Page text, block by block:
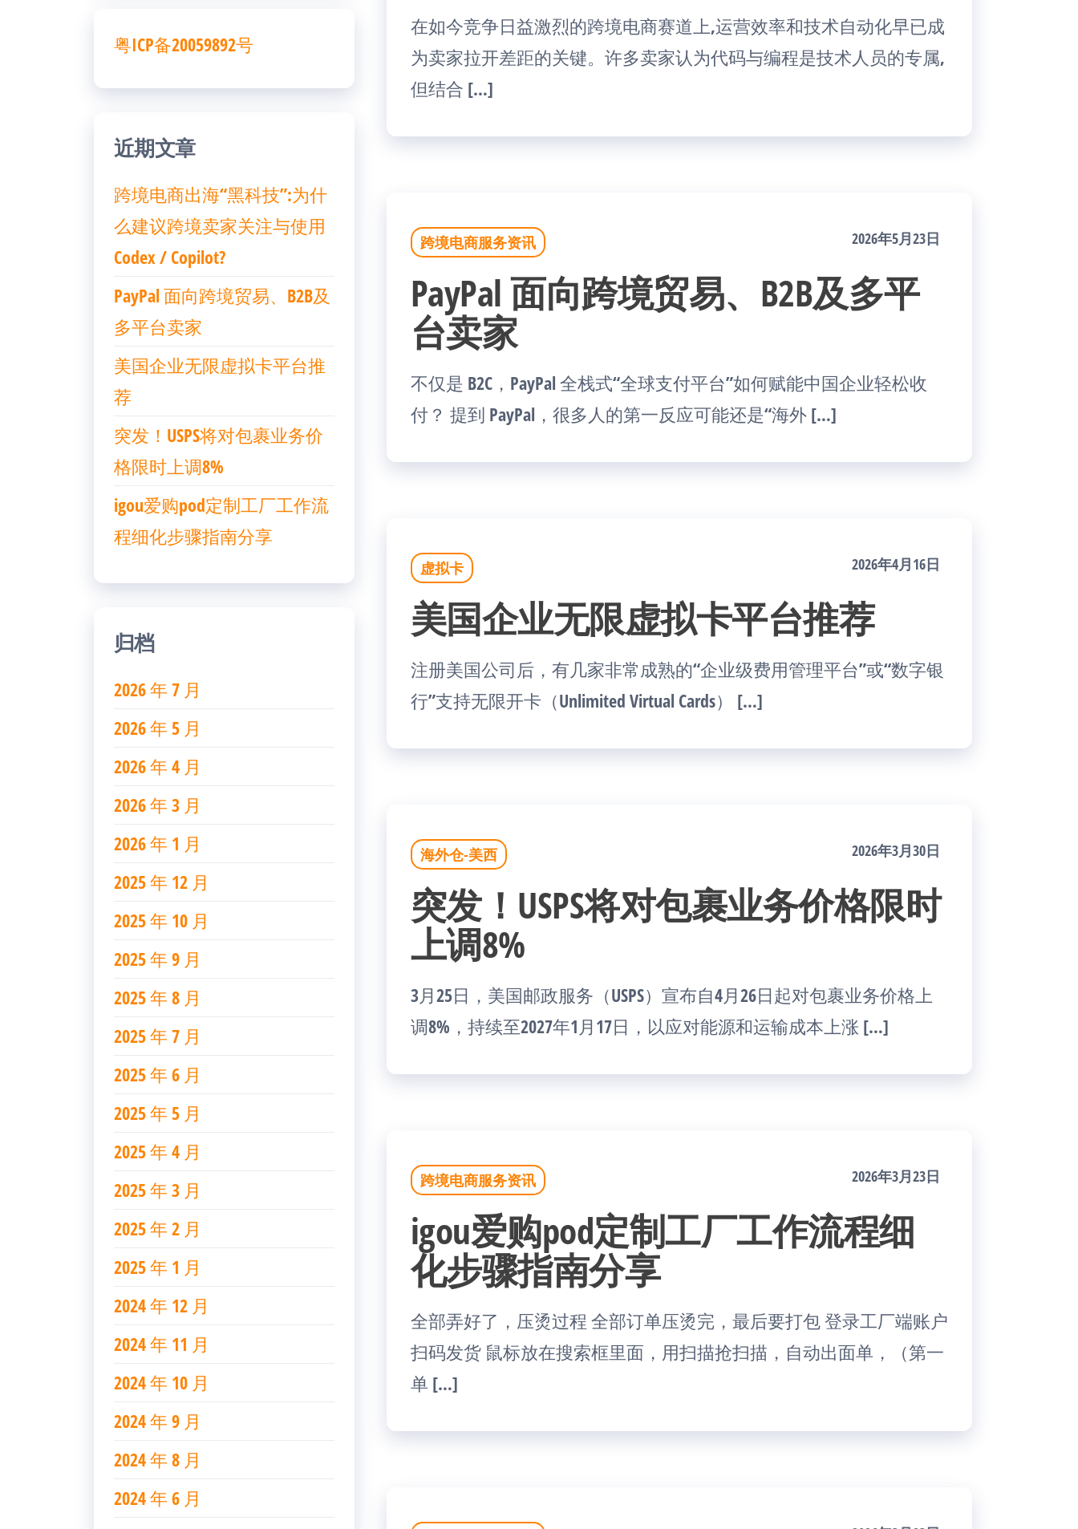
在如今竞争日益激烈的跨境电商赛道上,运营效率和技术自动化早已成
为卖家拉开差距的关键。许多卖家认为代码与编程是技术人员的专属,
但结合 […]
跨境电商服务资讯 2026年5月23日
PayPal 面向跨境贸易、B2B及多平
台卖家
不仅是 B2C，PayPal 全栈式“全球支付平台”如何赋能中国企业轻松收
付？ 提到 PayPal，很多人的第一反应可能还是“海外 […]
虚拟卡 2026年4月16日
美国企业无限虚拟卡平台推荐
注册美国公司后，有几家非常成熟的“企业级费用管理平台”或“数字银
行”支持无限开卡（Unlimited Virtual Cards） […]
海外仓-美西 2026年3月30日
突发！USPS将对包裹业务价格限时
上调8%
3月25日，美国邮政服务（USPS）宣布自4月26日起对包裹业务价格上
调8%，持续至2027年1月17日，以应对能源和运输成本上涨 […]
跨境电商服务资讯 2026年3月23日
igou爱购pod定制工厂工作流程细
化步骤指南分享
全部弄好了，压烫过程 全部订单压烫完，最后要打包 登录工厂端账户
扫码发货 鼠标放在搜索框里面，用扫描抢扫描，自动出面单，（第一
单 […]
粤ICP备20059892号
近期文章
跨境电商出海“黑科技”:为什
么建议跨境卖家关注与使用
Codex / Copilot?
PayPal 面向跨境贸易、B2B及
多平台卖家
美国企业无限虚拟卡平台推
荐
突发！USPS将对包裹业务价
格限时上调8%
igou爱购pod定制工厂工作流
程细化步骤指南分享
归档
2026 年 7 月
2026 年 5 月
2026 年 4 月
2026 年 3 月
2026 年 1 月
2025 年 12 月
2025 年 10 月
2025 年 9 月
2025 年 8 月
2025 年 7 月
2025 年 6 月
2025 年 5 月
2025 年 4 月
2025 年 3 月
2025 年 2 月
2025 年 1 月
2024 年 12 月
2024 年 11 月
2024 年 10 月
2024 年 9 月
2024 年 8 月
2024 年 6 月